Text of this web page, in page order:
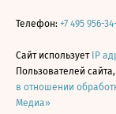
Телефон: +7 495 956-
Сайт использует IP
Пользователей
в отношении
Медиа»